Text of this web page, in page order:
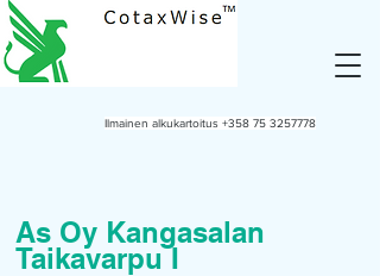
Ilmainen alkukartoitus +358 75 3257778
As Oy Kangasalan
Taikavarpu I